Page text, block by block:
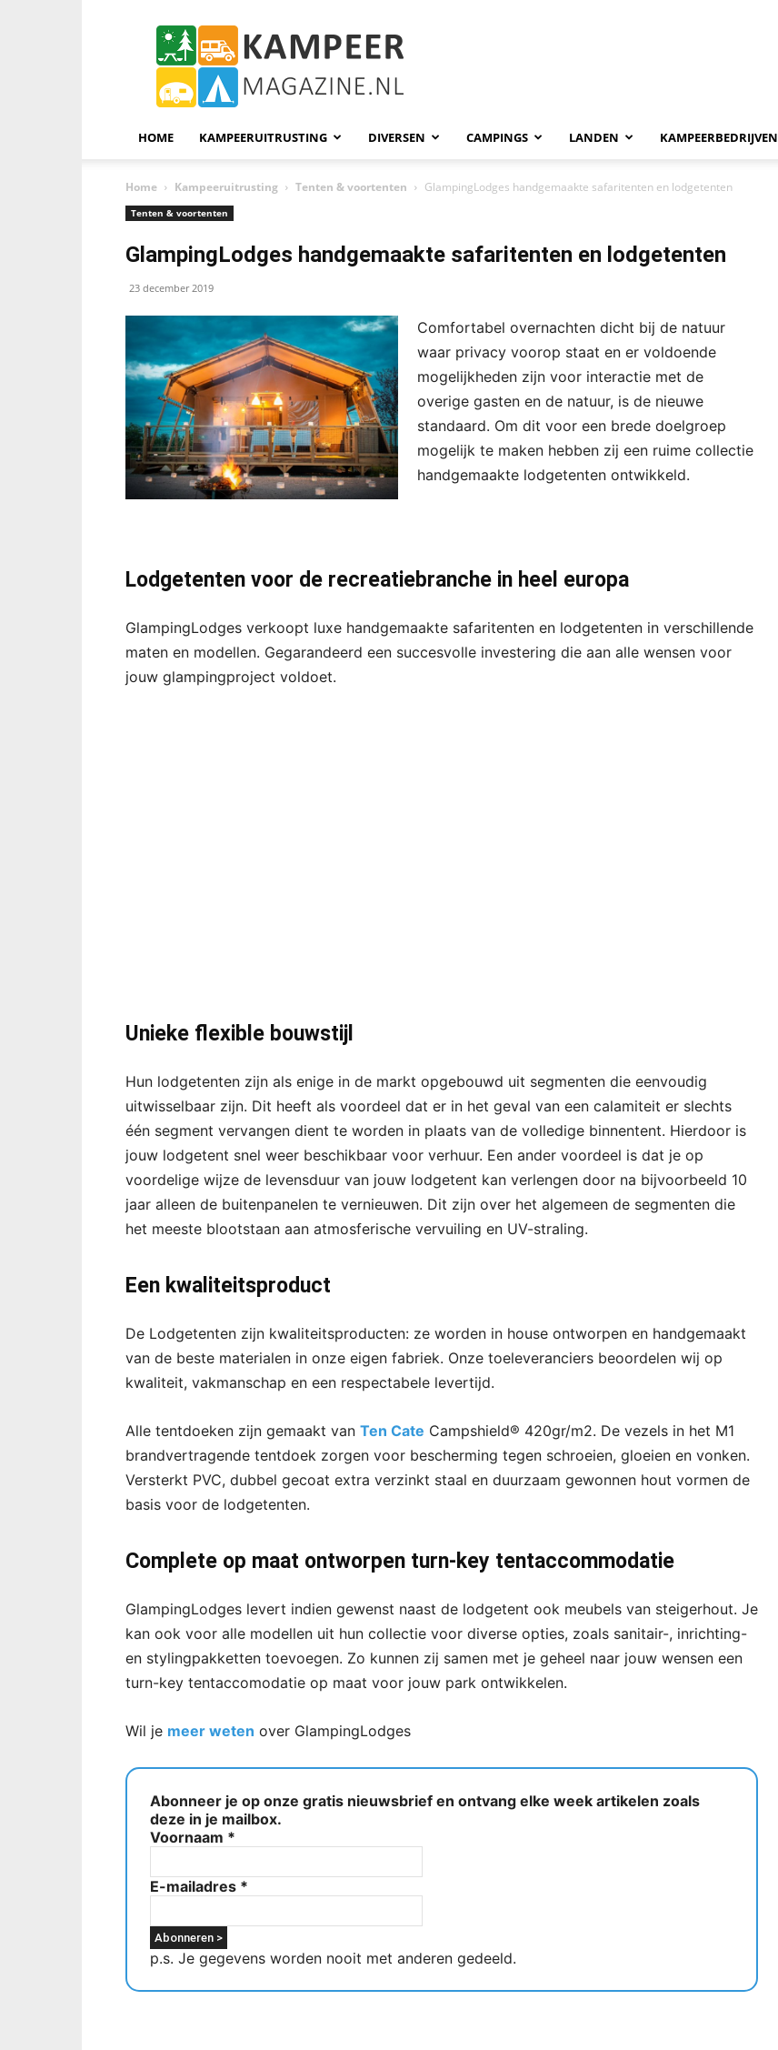
KampeerMagazine
HOME KAMPEERUITRUSTING DIVERSEN CAMPINGS LANDEN KAMPEERBEDRIJVEN
Home Kampeeruitrusting Tenten & voortenten GlampingLodges handgemaakte safaritenten en lodgetenten
Tenten & voortenten
GlampingLodges handgemaakte safaritenten en lodgetenten
23 december 2019
Comfortabel overnachten dicht bij de natuur
waar privacy voorop staat en er voldoende
mogelijkheden zijn voor interactie met de
overige gasten en de natuur, is de nieuwe
standaard. Om dit voor een brede doelgroep
mogelijk te maken hebben zij een ruime collectie
handgemaakte lodgetenten ontwikkeld.
Lodgetenten voor de recreatiebranche in heel europa
GlampingLodges verkoopt luxe handgemaakte safaritenten en lodgetenten in verschillende
maten en modellen. Gegarandeerd een succesvolle investering die aan alle wensen voor
jouw glampingproject voldoet.
Unieke flexible bouwstijl
Hun lodgetenten zijn als enige in de markt opgebouwd uit segmenten die eenvoudig
uitwisselbaar zijn. Dit heeft als voordeel dat er in het geval van een calamiteit er slechts
één segment vervangen dient te worden in plaats van de volledige binnentent. Hierdoor is
jouw lodgetent snel weer beschikbaar voor verhuur. Een ander voordeel is dat je op
voordelige wijze de levensduur van jouw lodgetent kan verlengen door na bijvoorbeeld 10
jaar alleen de buitenpanelen te vernieuwen. Dit zijn over het algemeen de segmenten die
het meeste blootstaan aan atmosferische vervuiling en UV-straling.
Een kwaliteitsproduct
De Lodgetenten zijn kwaliteitsproducten: ze worden in house ontworpen en handgemaakt
van de beste materialen in onze eigen fabriek. Onze toeleveranciers beoordelen wij op
kwaliteit, vakmanschap en een respectabele levertijd.
Alle tentdoeken zijn gemaakt van Ten Cate Campshield® 420gr/m2. De vezels in het M1
brandvertragende tentdoek zorgen voor bescherming tegen schroeien, gloeien en vonken.
Versterkt PVC, dubbel gecoat extra verzinkt staal en duurzaam gewonnen hout vormen de
basis voor de lodgetenten.
Complete op maat ontworpen turn-key tentaccommodatie
GlampingLodges levert indien gewenst naast de lodgetent ook meubels van steigerhout. Je
kan ook voor alle modellen uit hun collectie voor diverse opties, zoals sanitair-, inrichting-
en stylingpakketten toevoegen. Zo kunnen zij samen met je geheel naar jouw wensen een
turn-key tentaccomodatie op maat voor jouw park ontwikkelen.
Wil je meer weten over GlampingLodges
Abonneer je op onze gratis nieuwsbrief en ontvang elke week artikelen zoals
deze in je mailbox.
Voornaam *
E-mailadres *
p.s. Je gegevens worden nooit met anderen gedeeld.